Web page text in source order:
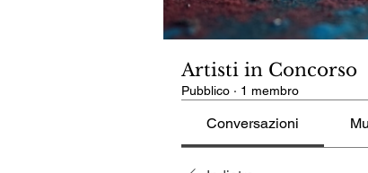
Artisti in Concorso
Pubblico · 1 membro
Conversazioni